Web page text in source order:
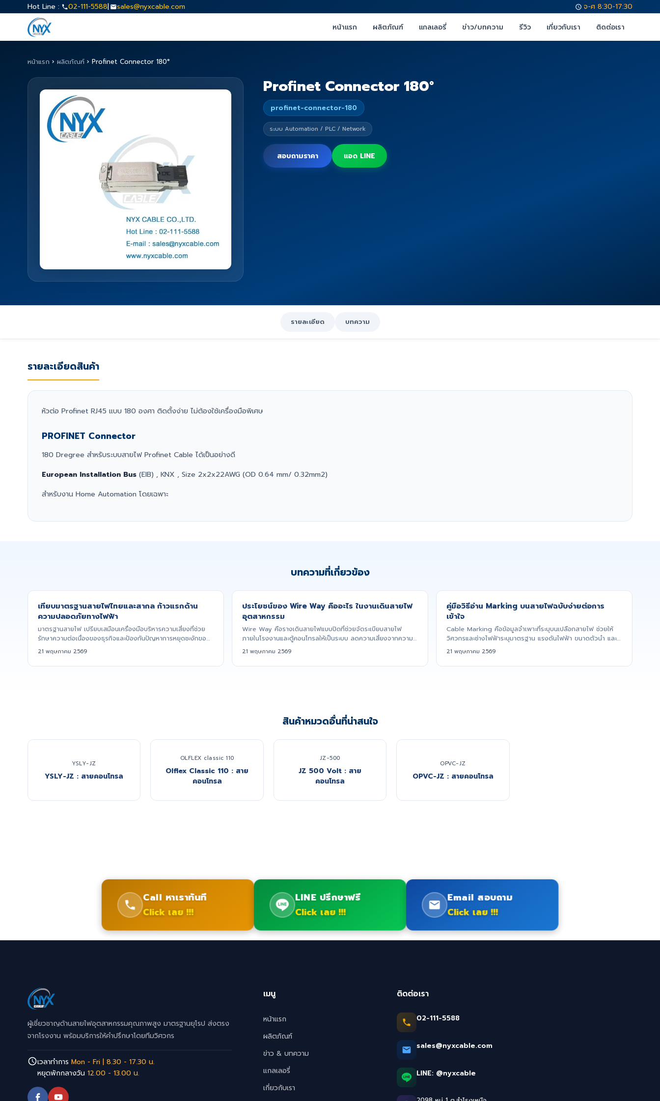
Hot Line : 02-111-5588| sales@nyxcable.com
จ-ศ 8:30-17:30
หน้าแรก
ผลิตภัณฑ์ แกลเลอรี่ ข่าว/บทความ รีวิว เกี่ยวกับเรา ติดต่อเรา
หน้าแรก › ผลิตภัณฑ์ › Profinet Connector 180°
Profinet Connector 180°
profinet-connector-180
ระบบ Automation / PLC / Network
สอบถามราคา แอด LINE
รายละเอียด บทความ
รายละเอียดสินค้า
หัวต่อ Profinet RJ45 แบบ 180 องศา ติดตั้งง่าย ไม่ต้องใช้เครื่องมือพิเศษ
PROFINET Connector
180 Dregree สำหรับระบบสายไฟ Profinet Cable ได้เป็นอย่างดี
European Installation Bus (EIB) , KNX , Size 2x2x22AWG (OD 0.64 mm/ 0.32mm2)
สำหรับงาน Home Automation โดยเฉพาะ
บทความที่เกี่ยวข้อง
เทียบมาตรฐานสายไฟไทยและสากล ก้าวแรกด้าน
ความปลอดภัยทางไฟฟ้า
มาตรฐานสายไฟ เปรียบเสมือนเครื่องมือบริหารความเสี่ยงที่ช่วย
รักษาความต่อเนื่องของธุรกิจและป้องกันปัญหาการหยุดชะงักของ
สายกา...
21 พฤษภาคม 2569
ประโยชน์ของ Wire Way คืออะไร ในงานเดินสายไฟ
อุตสาหกรรม
Wire Way คือรางเดินสายไฟแบบปิดที่ช่วยจัดระเบียบสายไฟ
ภายในโรงงานและตู้คอนโทรลให้เป็นระบบ ลดความเสี่ยงจากความ
เสียหายและเพิ...
21 พฤษภาคม 2569
คู่มือวิธีอ่าน Marking บนสายไฟฉบับง่ายต่อการ
เข้าใจ
Cable Marking คือข้อมูลจำเพาะที่ระบุบนเปลือกสายไฟ ช่วยให้
วิศวกรและช่างไฟฟ้าระบุมาตรฐาน แรงดันไฟฟ้า ขนาดตัวนำ และ
ชนิดตัวน...
21 พฤษภาคม 2569
สินค้าหมวดอื่นที่น่าสนใจ
YSLY-JZ
YSLY-JZ : สายคอนโทรล
OLFLEX classic 110
Olflex Classic 110 : สาย
คอนโทรล
JZ-500
JZ 500 Volt : สาย
คอนโทรล
OPVC-JZ
OPVC-JZ : สายคอนโทรล
Call หาเราทันที
Click เลย !!!
LINE ปรึกษาฟรี
Click เลย !!!
Email สอบถาม
Click เลย !!!
ผู้เชี่ยวชาญด้านสายไฟอุตสาหกรรมคุณภาพสูง มาตรฐานยุโรป ส่งตรง
จากโรงงาน พร้อมบริการให้คำปรึกษาโดยทีมวิศวกร
เวลาทำการ Mon - Fri | 8.30 - 17.30 น.
หยุดพักกลางวัน 12.00 - 13.00 น.
เมนู
หน้าแรก
ผลิตภัณฑ์
ข่าว & บทความ
แกลเลอรี่
เกี่ยวกับเรา
ติดต่อเรา
02-111-5588
sales@nyxcable.com
LINE: @nyxcable